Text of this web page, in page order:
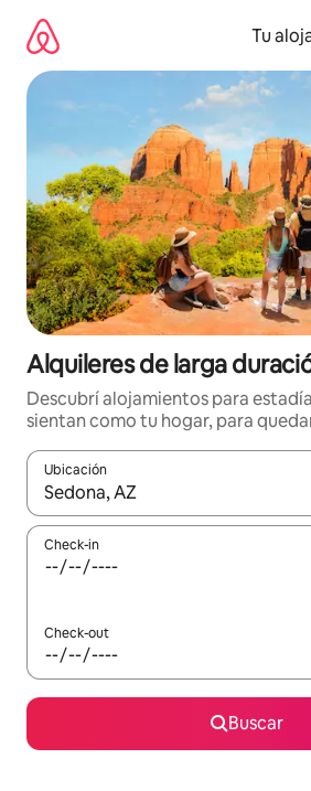
contenido
Tu
Alquileres de larga
Descubrí alojamientos para
sientan como tu hogar, para
Ubicación
Cuando los resultados estén
Check-in
Check-out
Buscar